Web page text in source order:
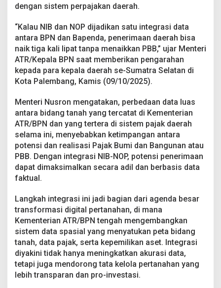
a
,
M
e
n
t
e
i
u
s
r
n
H
a
r
I
B
d
n
N
O
P
d
dengan sistem perpajakan daerah.
“Kalau NIB dan NOP dijadikan satu integrasi data
antara BPN dan Bapenda, penerimaan daerah bisa
naik tiga kali lipat tanpa menaikkan PBB,” ujar Menteri
ATR/Kepala BPN saat memberikan pengarahan
kepada para kepala daerah se-Sumatra Selatan di
Kota Palembang, Kamis (09/10/2025).
Menteri Nusron mengatakan, perbedaan data luas
antara bidang tanah yang tercatat di Kementerian
ATR/BPN dan yang tertera di sistem pajak daerah
selama ini, menyebabkan ketimpangan antara
potensi dan realisasi Pajak Bumi dan Bangunan atau
PBB. Dengan integrasi NIB-NOP, potensi penerimaan
dapat dimaksimalkan secara adil dan berbasis data
faktual.
Langkah integrasi ini jadi bagian dari agenda besar
transformasi digital pertanahan, di mana
Kementerian ATR/BPN tengah mengembangkan
sistem data spasial yang menyatukan peta bidang
tanah, data pajak, serta kepemilikan aset. Integrasi
diyakini tidak hanya meningkatkan akurasi data,
tetapi juga mendorong tata kelola pertanahan yang
lebih transparan dan pro-investasi.